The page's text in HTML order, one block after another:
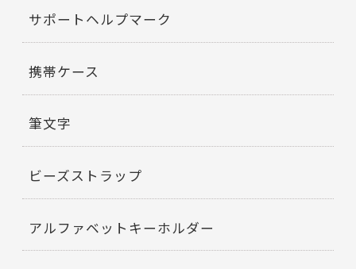
サポートヘルプマーク
携帯ケース
筆文字
ビーズストラップ
アルファベットキーホルダー